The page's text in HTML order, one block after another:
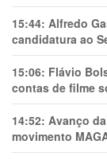
15:44: Alfredo
candidatura ao
15:06: Flávio
contas de filme
14:52: Avanço
movimento